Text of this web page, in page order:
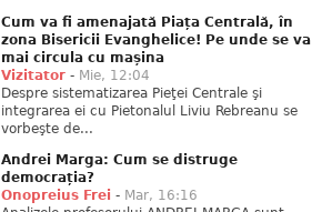
Cum va fi amenajată Piața Centrală, în
zona Bisericii Evanghelice! Pe unde se va
mai circula cu mașina
Vizitator - Mie, 12:04
Despre sistematizarea Pieţei Centrale şi
integrarea ei cu Pietonalul Liviu Rebreanu se
vorbeşte de...
Andrei Marga: Cum se distruge
democrația?
Onopreius Frei - Mar, 16:16